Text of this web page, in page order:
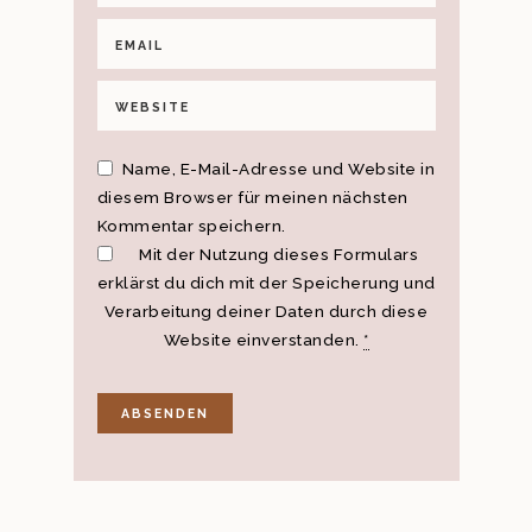
Name, E-Mail-Adresse und Website in
diesem Browser für meinen nächsten
Kommentar speichern.
Mit der Nutzung dieses Formulars
erklärst du dich mit der Speicherung und
Verarbeitung deiner Daten durch diese
Website einverstanden. *